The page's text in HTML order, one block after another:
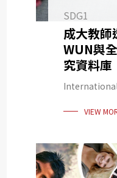
SDG1
成大教師
WUN與
究資料庫
Global issues
VIEW